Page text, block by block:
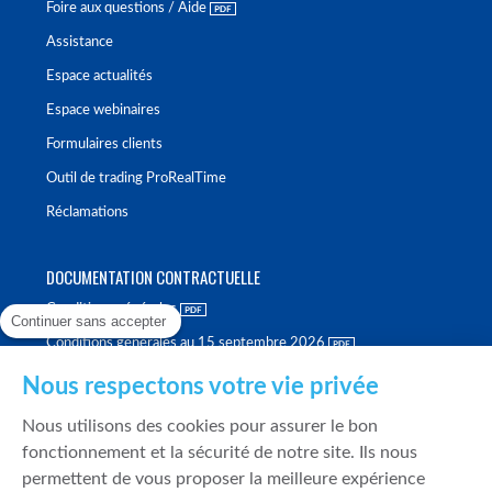
Foire aux questions / Aide
Assistance
Espace actualités
Espace webinaires
Formulaires clients
Outil de trading ProRealTime
Réclamations
DOCUMENTATION CONTRACTUELLE
Conditions générales
Conditions générales au 15 septembre 2026
Politique de meilleure sélection
Politique de durabilité
Continuer sans accepter
Nous respectons votre vie privée
Nous utilisons des cookies pour assurer le bon
fonctionnement et la sécurité de notre site. Ils nous
permettent de vous proposer la meilleure expérience